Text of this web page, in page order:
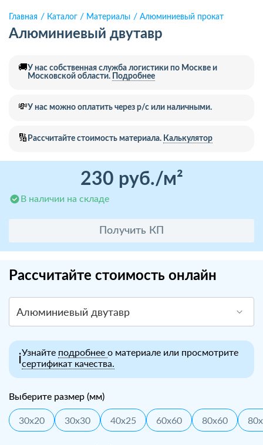
Главная Каталог Материалы Алюминиевый прокат
Алюминиевый двутавр
🚚У нас собственная служба логистики по Москве и
Московской области.
Подробнее
💸У нас можно оплатить через р/с или наличными.
🔢 Рассчитайте стоимость материала. Калькулятор
230 руб./м²
В наличии на складе
Получить КП
Рассчитайте стоимость онлайн
Алюминиевый двутавр
ℹ️Узнайте подробнее о материале или просмотрите
сертификат качества.
Выберите размер (мм)
30x20 30x30 40x25 60x60 80x60